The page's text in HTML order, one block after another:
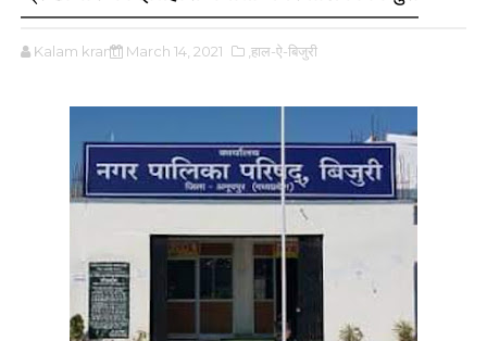
Kalam kranti March 14, 2021 ,हाल-ऐ-बिजुरी